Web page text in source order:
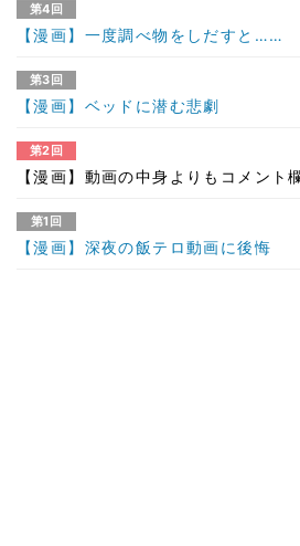
第4回
【漫画】一度調べ物をしだすと……
第3回
【漫画】ベッドに潜む悲劇
第2回
【漫画】動画の中身よりもコメント
第1回
【漫画】深夜の飯テロ動画に後悔